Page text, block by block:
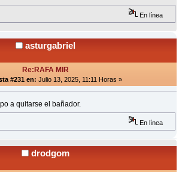
En línea
asturgabriel
Re:RAFA MIR
#231 en: Julio 13, 2025, 11:11 Horas »
a quitarse el bañador.
En línea
drodgom